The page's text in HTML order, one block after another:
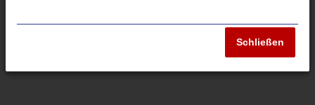
Schließen